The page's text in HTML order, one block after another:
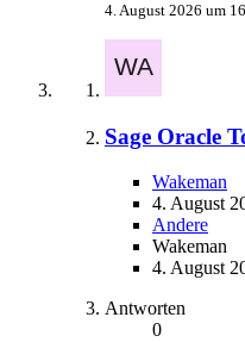
4. August 2026 um
Sage Oracle
Wakeman
4. August
Andere
Wakeman
4. August
Antworten
0